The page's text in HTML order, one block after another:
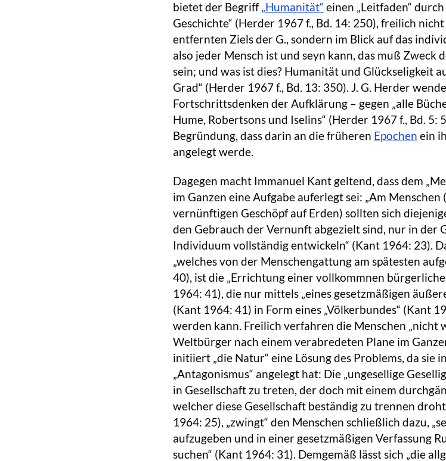
bietet der Begriff„Humanität“ einen „Leitfaden“
Geschichte“ (Herder 1967 f., Bd. 14: 250), freilich
entfernten Ziels der G., sondern im Blick auf das
also jeder Mensch ist und seyn kann, das muß Zweck
sein; und was ist dies? Humanität und Glückseligkeit
Grad“ (Herder 1967 f., Bd. 13: 350). J. G. Herder
Fortschrittsdenken der Aufklärung – gegen „alle
Hume, Robertsons und Iselins“ (Herder 1967 f., Bd. 5:
Begründung, dass darin an die früheren Epochen ein
angelegt werde.
Dagegen macht Immanuel Kant geltend, dass dem
im Ganzen eine Aufgabe auferlegt sei: „Am Menschen
vernünftigen Geschöpf auf Erden) sollten sich
den Gebrauch der Vernunft abgezielt sind, nur in der
Individuum vollständig entwickeln“ (Kant 1964: 23).
„welches von der Menschengattung am spätesten
40), ist die „Errichtung einer vollkommnen
1964: 41), die nur mittels „eines gesetzmäßigen
(Kant 1964: 41) in Form eines „Völkerbundes“ (Kant
werden kann. Freilich verfahren die Menschen „nicht
Weltbürger nach einem verabredeten Plane im
initiiert „die Natur“ eine Lösung des Problems, da sie
„Antagonismus“ angelegt hat: Die „ungesellige
in Gesellschaft zu treten, der doch mit einem
welcher diese Gesellschaft beständig zu trennen
1964: 25), „zwingt“ den Menschen schließlich dazu,
aufzugeben und in einer gesetzmäßigen Verfassung
suchen“ (Kant 1964: 31). Demgemäß lässt sich „die